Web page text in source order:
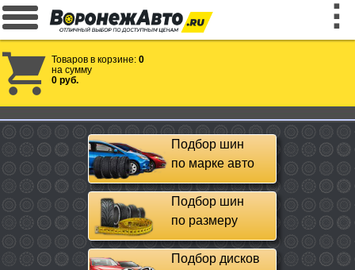
Товаров в корзине: 0
на сумму
0 руб.
Подбор шин
по марке авто
Подбор шин
по размеру
Подбор дисков